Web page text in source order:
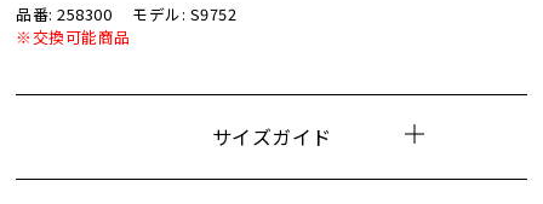
品番: 258300
モデル: S9752
※交換可能商品
サイズガイド